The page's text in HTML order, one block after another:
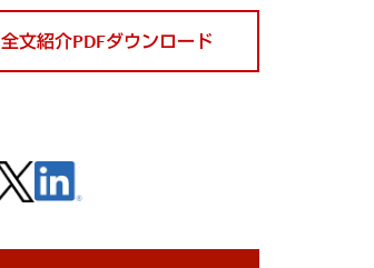
全文紹介PDFダウンロード